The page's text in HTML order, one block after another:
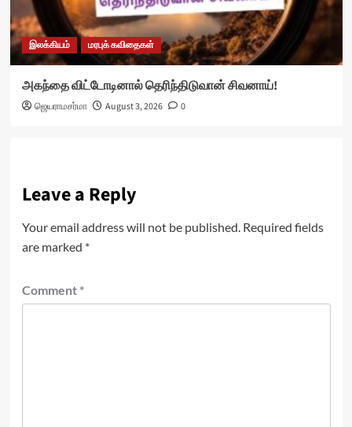
இலக்கியம் மரபுக் கவிதைகள்
அகந்தை விட்டோடினால் தெரிந்திடுவான் சிவனாய்!
ஜெயராமசர்மா August 3, 2026 0
Leave a Reply
Your email address will not be published. Required fields
are marked *
Comment *